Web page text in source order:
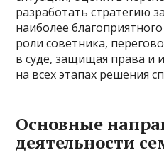
разработать стратегию
наиболее
роли советника,
в суде, защищая права и
на всех этапах решения
Основные
деятельности